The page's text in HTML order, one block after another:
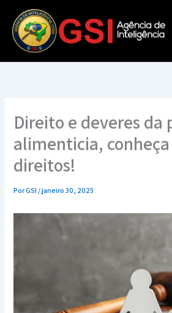
para
conteúdo
Direito e deveres da
alimenticia, conheça
direitos!
PorGSI /janeiro 30, 2025